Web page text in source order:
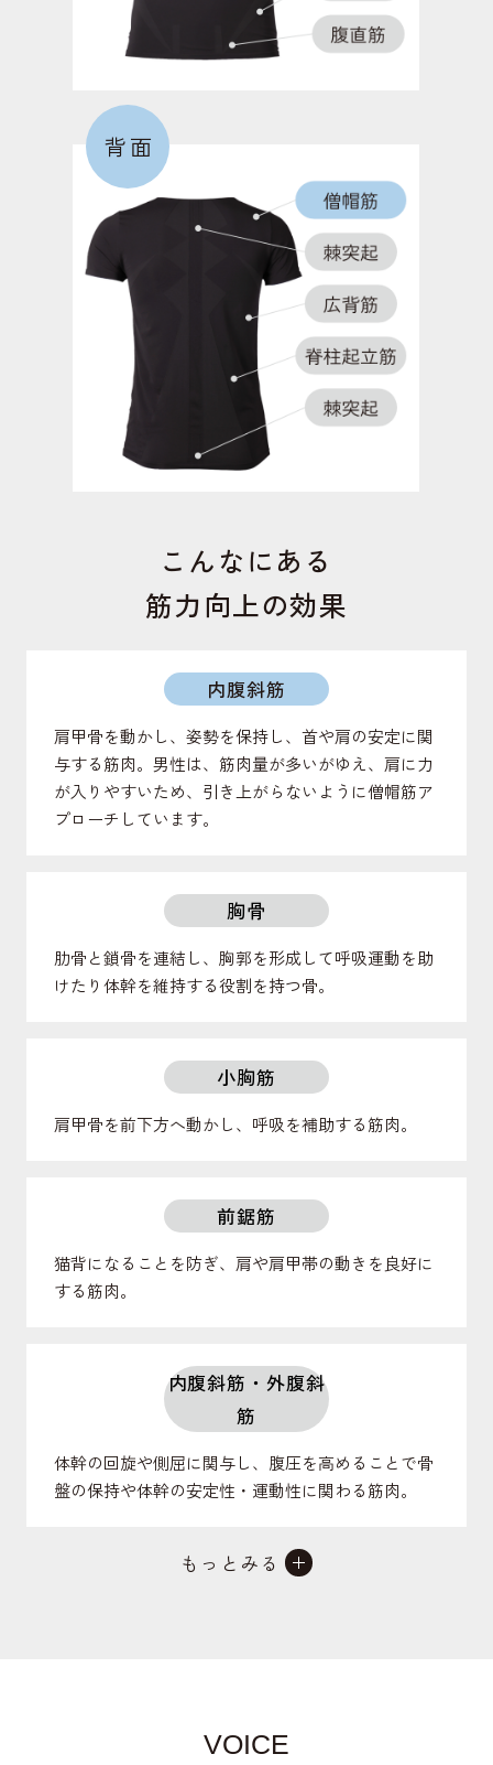
の筋力が低下すると、O脚になりやすくなる。
膝を伸ばす筋肉。歩行時の膝の外側へのブレを防
ぎ、安定させる役割のある筋肉。
足の内側にあり、モモを閉じる動作で働く筋肉。こ
の筋力が低下するとO脚になりやすくなる。
短内転筋
背面
こんなにある
筋力向上の効果
内腹斜筋
肩甲骨を動かし、姿勢を保持し、首や肩の安定に関
与する筋肉。男性は、筋肉量が多いがゆえ、肩に力
が入りやすいため、引き上がらないように僧帽筋ア
プローチしています。
胸骨
肋骨と鎖骨を連結し、胸郭を形成して呼吸運動を助
けたり体幹を維持する役割を持つ骨。
小胸筋
肩甲骨を前下方へ動かし、呼吸を補助する筋肉。
前鋸筋
猫背になることを防ぎ、肩や肩甲帯の動きを良好に
する筋肉。
内腹斜筋・外腹斜
筋
体幹の回旋や側屈に関与し、腹圧を高めることで骨
盤の保持や体幹の安定性・運動性に関わる筋肉。
僧帽筋
もっとみる
VOICE